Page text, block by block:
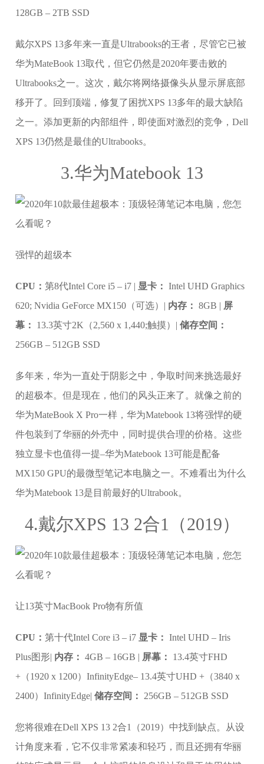
128GB – 2TB SSD
戴尔XPS 13多年来一直是Ultrabooks的王者，尽管它已被
华为MateBook 13取代，但它仍然是2020年要击败的
Ultrabooks之一。这次，戴尔将网络摄像头从显示屏底部
移开了。回到顶端，修复了困扰XPS 13多年的最大缺陷
之一。添加更新的内部组件，即使面对激烈的竞争，Dell
XPS 13仍然是最佳的Ultrabooks。
3.华为Matebook 13
强悍的超级本
CPU：第8代Intel Core i5 – i7 | 显卡： Intel UHD Graphics
620; Nvidia GeForce MX150（可选）| 内存： 8GB | 屏
幕：
13.3英寸2K（2,560 x 1,440;触摸）|储存空间：
256GB – 512GB SSD
多年来，华为一直处于阴影之中，争取时间来挑选最好
的超极本。但是现在，他们的风头正来了。就像之前的
华为MateBook X Pro一样，华为Matebook 13将强悍的硬
件包装到了华丽的外壳中，同时提供合理的价格。这些
独立显卡也值得一提–华为Matebook 13可能是配备
MX150 GPU的最微型笔记本电脑之一。不难看出为什么
华为Matebook 13是目前最好的Ultrabook。
4.戴尔XPS 13 2合1（2019）
让13英寸MacBook Pro物有所值
CPU：第十代Intel Core i3 – i7 显卡： Intel UHD – Iris
Plus图形| 内存： 4GB – 16GB | 屏幕：
13.4英寸FHD
+（1920 x 1200）InfinityEdge– 13.4英寸UHD +（3840 x
2400）InfinityEdge|储存空间： 256GB – 512GB SSD
您将很难在Dell XPS 13 2合1（2019）中找到缺点。从设
计角度来看，它不仅非常紧凑和轻巧，而且还拥有华丽